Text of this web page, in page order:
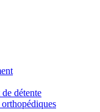
détente
orthopédiques